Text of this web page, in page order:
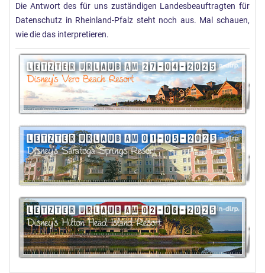
Die Antwort des für uns zuständigen Landesbeauftragten für
Datenschutz in Rheinland-Pfalz steht noch aus. Mal schauen,
wie die das interpretieren.